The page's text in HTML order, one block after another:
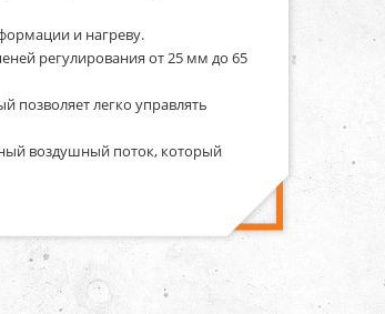
и нагреву.
регулирования от 25 мм до 65
позволяет легко управлять
воздушный поток, который